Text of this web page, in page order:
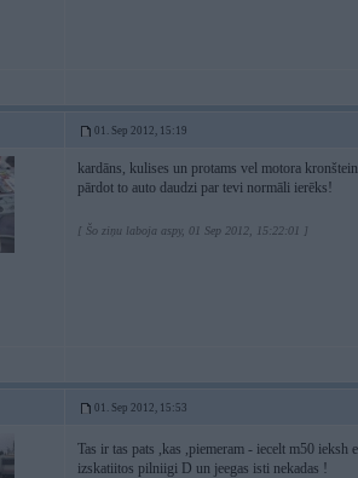
01. Sep 2012, 15:19
kardāns, kulises un protams vel motora
pārdot to auto daudzi par tevi normāli ierēks!
[ Šo ziņu laboja aspy, 01 Sep 2012, 15:22:01 ]
01. Sep 2012, 15:53
Tas ir tas pats ,kas ,piemeram - iecelt m50 ieksh
izskatiitos pilniigi D un jeegas isti nekadas !